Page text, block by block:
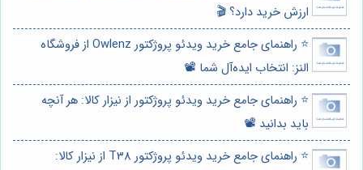
ارزش خرید دارد؟ 🎬
⭐️ راهنمای جامع خرید ویدئو پروژکتور Owlenz از فروشگاه
النز: انتخاب ایده‌آل شما 📽️
⭐️ راهنمای جامع خرید ویدئو پروژکتور از نیزار کالا: هر آنچه
باید بدانید 📽️
⭐️ راهنمای جامع خرید ویدئو پروژکتور T38 از نیزار کالا: